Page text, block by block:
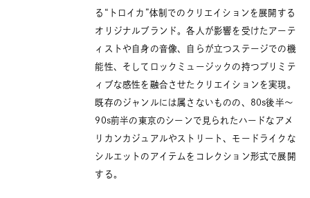
る“トロイカ”体制でのクリエイションを展開する
オリジナルブランド。各人が影響を受けたアーテ
ィストや自身の音像、自らが立つステージでの機
能性、そしてロックミュージックの持つプリミテ
ィブな感性を融合させたクリエイションを実現。
既存のジャンルには属さないものの、80s後半〜
90s前半の東京のシーンで見られたハードなアメ
リカンカジュアルやストリート、モードライクな
シルエットのアイテムをコレクション形式で展開
する。